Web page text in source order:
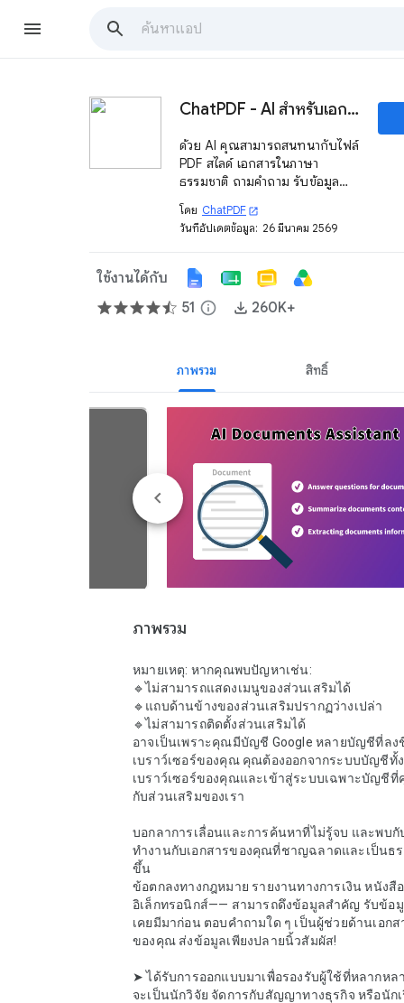
ChatPDF - AI สำหรับเอกสาร
ด้วย AI คุณสามารถสนทนากับไฟล์
PDF สไลด์ เอกสารในภาษา
ธรรมชาติ ถามคำถาม รับข้อมูล
สรุป และคำตอบได้ทันที
โดย ChatPDF open_in_new
วันที่อัปเดตข้อมูล: 26 มีนาคม 2569
ใช้งานได้กับ
51 info 260K+
ภาพรวม สิทธิ์
ภาพรวม
หมายเหตุ: หากคุณพบปัญหาเช่น:
🔹ไม่สามารถแสดงเมนูของส่วนเสริมได้
🔹แถบด้านข้างของส่วนเสริมปรากฏว่างเปล่า
🔹ไม่สามารถติดตั้งส่วนเสริมได้
อาจเป็นเพราะคุณมีบัญชี Google หลายบัญชีที่ลง
เบราว์เซอร์ของคุณ คุณต้องออกจากระบบบัญชีทั้
เบราว์เซอร์ของคุณและเข้าสู่ระบบเฉพาะบัญชี
กับส่วนเสริมของเรา
บอกลาการเลื่อนและการค้นหาที่ไม่รู้จบ และพบกั
ทำงานกับเอกสารของคุณที่ชาญฉลาดและเป็นธ
ขึ้น
ข้อตกลงทางกฎหมาย รายงานทางการเงิน หนังสือ
อิเล็กทรอนิกส์—— สามารถดึงข้อมูลสำคัญ รับข้อ
เคยมีมาก่อน ตอบคำถามใด ๆ เป็นผู้ช่วยด้านเอก
ของคุณ ส่งข้อมูลเพียงปลายนิ้วสัมผัส!
➤ ได้รับการออกแบบมาเพื่อรองรับผู้ใช้ที่หลากหล
จะเป็นนักวิจัย จัดการกับสัญญาทางธุรกิจ หรือนัก